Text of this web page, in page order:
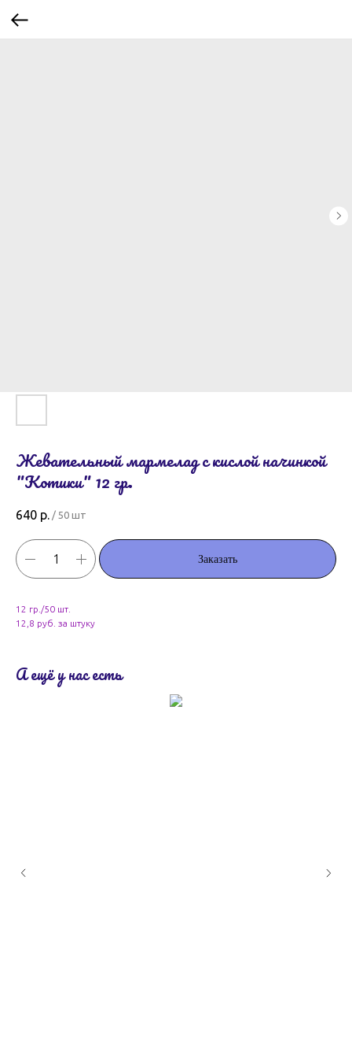
Жевательный мармелад с кислой начинкой
"Котики" 12 гр.
640 р. / 50 шт
Заказать
12 гр./50 шт.
12,8 руб. за штуку
А ещё у нас есть